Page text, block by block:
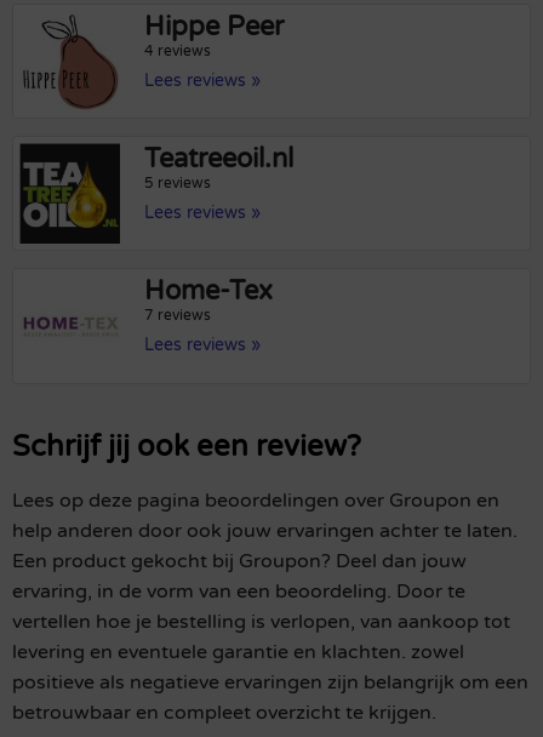
Hippe Peer
4 reviews
Lees reviews »
Teatreeoil.nl
5 reviews
Lees reviews »
Home-Tex
7 reviews
Lees reviews »
Schrijf jij ook een review?
Lees op deze pagina beoordelingen over Groupon en
help anderen door ook jouw ervaringen achter te laten.
Een product gekocht bij Groupon? Deel dan jouw
ervaring, in de vorm van een beoordeling. Door te
vertellen hoe je bestelling is verlopen, van aankoop tot
levering en eventuele garantie en klachten. zowel
positieve als negatieve ervaringen zijn belangrijk om een
betrouwbaar en compleet overzicht te krijgen.